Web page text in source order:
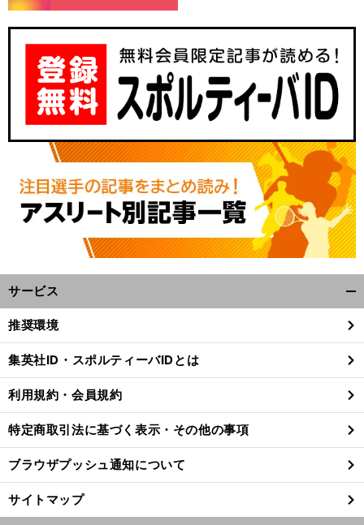
サービス
閉
る
推奨環境
集英社ID・スポルティーバIDとは
利用規約・会員規約
特定商取引法に基づく表示・その他の事項
ブラウザプッシュ通知について
サイトマップ